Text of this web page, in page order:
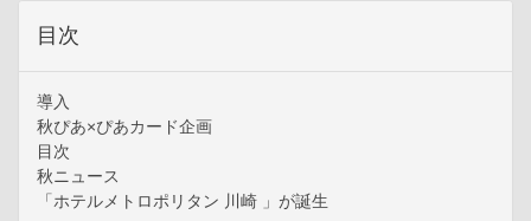
目次
導入
秋ぴあ×ぴあカード企画
目次
秋ニュース
「ホテルメトロポリタン 川崎 」が誕生